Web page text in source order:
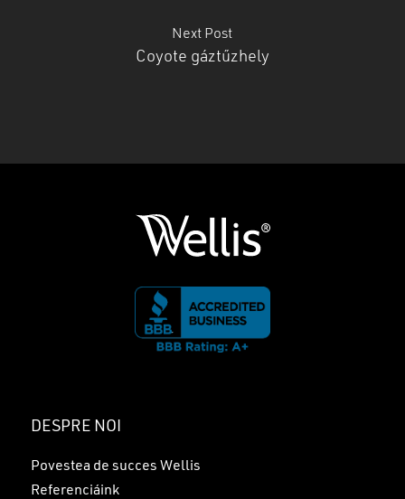
GO TO SHOP
Next Post
Coyote gáztűzhely
DESPRE NOI
Povestea de succes Wellis
Referenciáink